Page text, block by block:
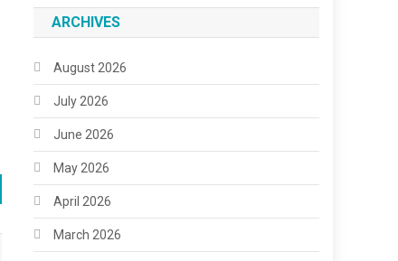
ARCHIVES
August 2026
July 2026
June 2026
May 2026
April 2026
March 2026